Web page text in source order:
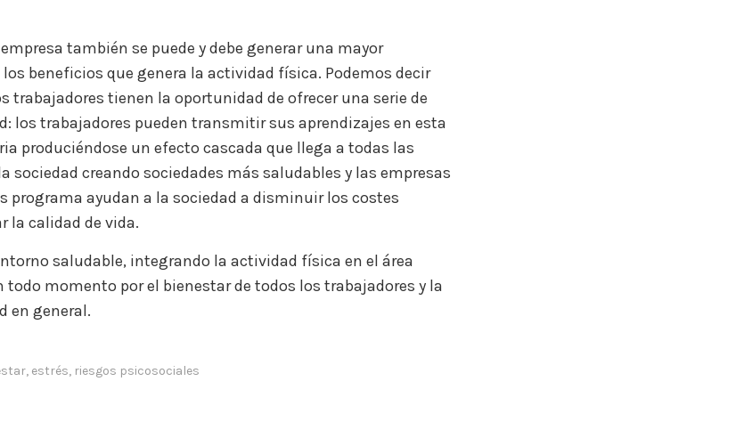
también se puede y debe generar una mayor
beneficios que genera la actividad física. Podemos decir
trabajadores tienen la oportunidad de ofrecer una serie de
los trabajadores pueden transmitir sus aprendizajes en esta
produciéndose un efecto cascada que llega a todas las
sociedad creando sociedades más saludables y las empresas
programa ayudan a la sociedad a disminuir los costes
la calidad de vida.
saludable, integrando la actividad física en el área
todo momento por el bienestar de todos los trabajadores y la
en general.
, estrés, riesgos psicosociales